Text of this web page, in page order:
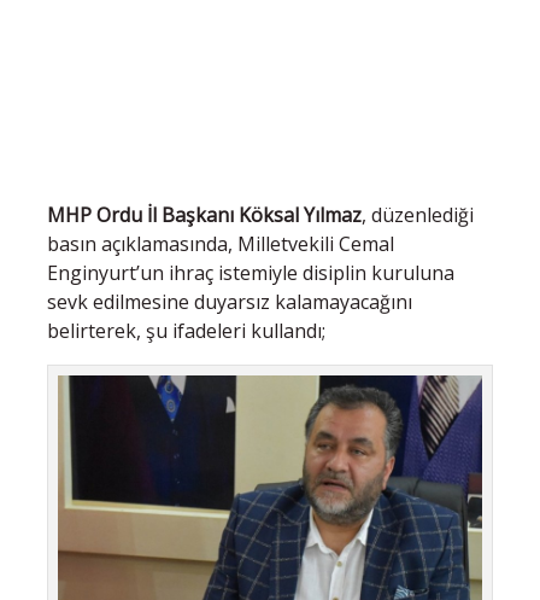
MHP Ordu İl Başkanı Köksal Yılmaz, düzenlediği
basın açıklamasında, Milletvekili Cemal
Enginyurt’un ihraç istemiyle disiplin kuruluna
sevk edilmesine duyarsız kalamayacağını
belirterek, şu ifadeleri kullandı;